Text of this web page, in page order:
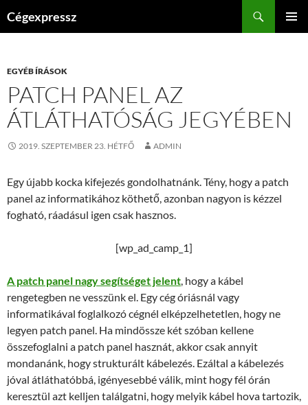
Cégexpressz
EGYÉB ÍRÁSOK
PATCH PANEL AZ
ÁTLÁTHATÓSÁG JEGYÉBEN
2019. SZEPTEMBER 23. HÉTFŐ ADMIN
Egy újabb kocka kifejezés gondolhatnánk. Tény, hogy a patch
panel az informatikához köthető, azonban nagyon is kézzel
fogható, ráadásul igen csak hasznos.
[wp_ad_camp_1]
A patch panel nagy segítséget jelent, hogy a kábel
rengetegben ne vesszünk el. Egy cég óriásnál vagy
informatikával foglalkozó cégnél elképzelhetetlen, hogy ne
legyen patch panel. Ha mindössze két szóban kellene
összefoglalni a patch panel hasznát, akkor csak annyit
mondanánk, hogy strukturált kábelezés. Ezáltal a kábelezés
jóval átláthatóbbá, igényesebbé válik, mint hogy fél órán
keresztül azt kelljen találgatni, hogy melyik kábel hova tartozik,